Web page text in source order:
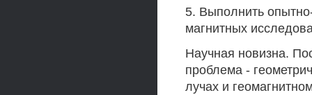
5. Выполнить
магнитных
Научная новизна.
проблема -
лучах и